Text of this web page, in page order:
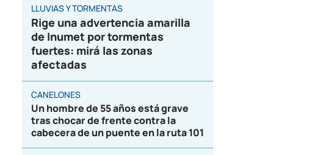
LLUVIAS Y TORMENTAS
Rige una advertencia amarilla
de Inumet por tormentas
fuertes: mirá las zonas
afectadas
CANELONES
Un hombre de 55 años está grave
tras chocar de frente contra la
cabecera de un puente en la ruta 101